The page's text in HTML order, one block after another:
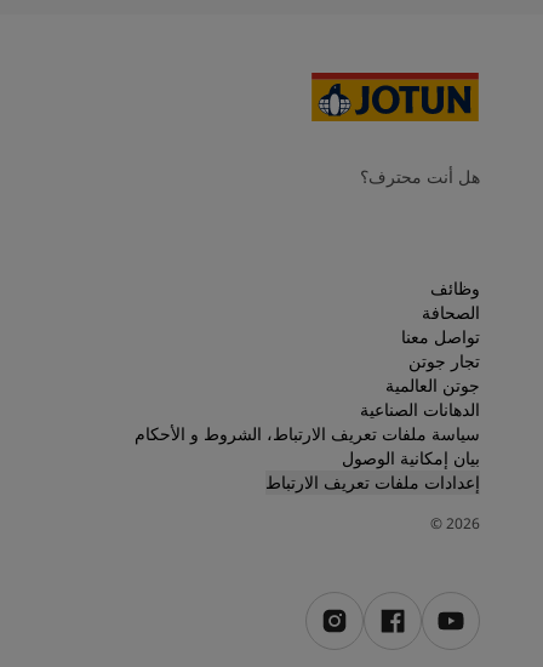
هل أنت محترف؟
وظائف
الصحافة
تواصل معنا
تجار جوتن
جوتن العالمية
الدهانات الصناعية
سياسة ملفات تعريف الارتباط، الشروط و الأحكام
بيان إمكانية الوصول
إعدادات ملفات تعريف الارتباط
2026
©